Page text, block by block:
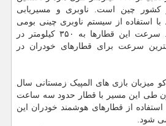
چین است. ناوبری و مسیریابی
استفاده از سیستم ناوبری چینی بومی
BeiDou صورت می گیرد. سرعت این قطارها به ۳۵۰ کیلومتر در
سرعت برای قطارهای خودران در
میزبان بازی های المپیک زمستانی سال
طی این مسیر با قطار حدود سه ساعت
از قطارهای هوشمند خودران این